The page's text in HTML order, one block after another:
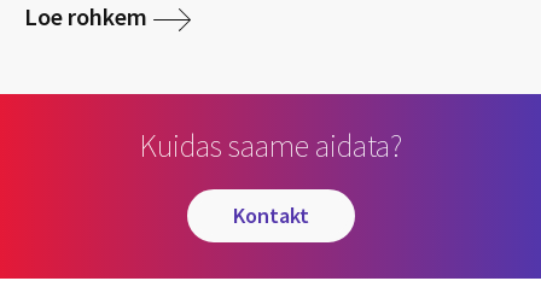
Loe rohkem
Kuidas saame aidata?
kontakt